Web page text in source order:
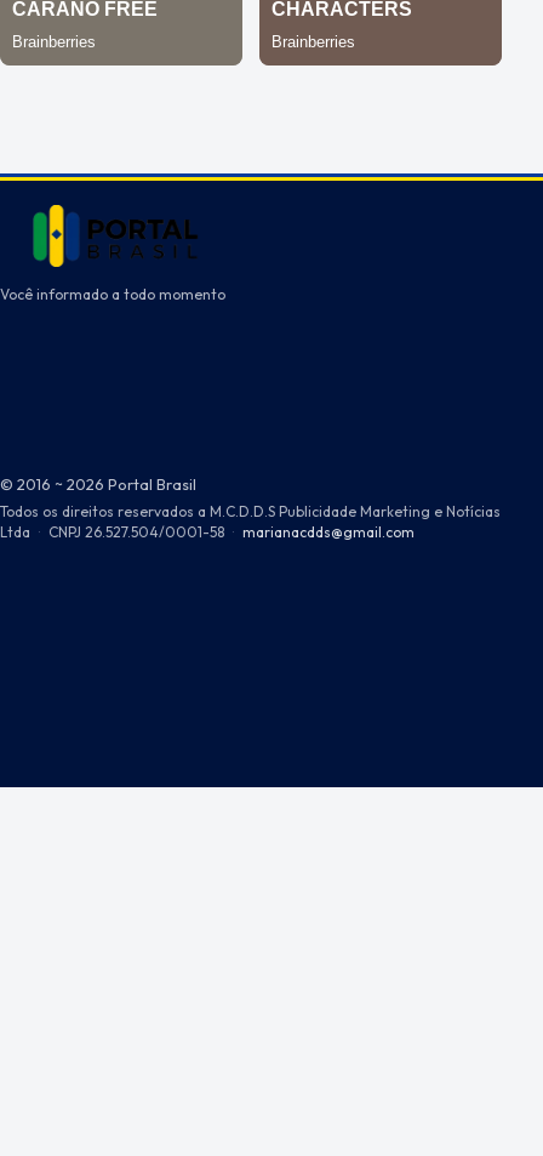
Você informado a todo momento
© 2016 ~ 2026 Portal Brasil
Todos os direitos reservados a M.C.D.D.S Publicidade Marketing e Notícias
Ltda · CNPJ 26.527.504/0001-58 · marianacdds@gmail.com